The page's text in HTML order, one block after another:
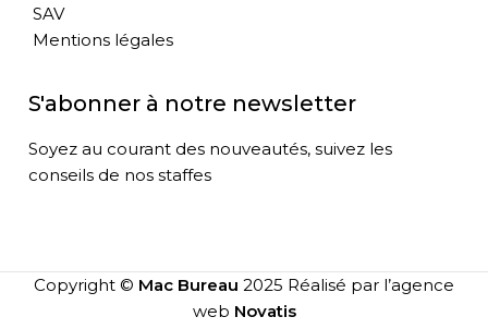
SAV
Mentions légales
S'abonner à notre newsletter
Soyez au courant des nouveautés, suivez les
conseils de nos staffes
Copyright © Mac Bureau 2025 Réalisé par l’agence
web Novatis